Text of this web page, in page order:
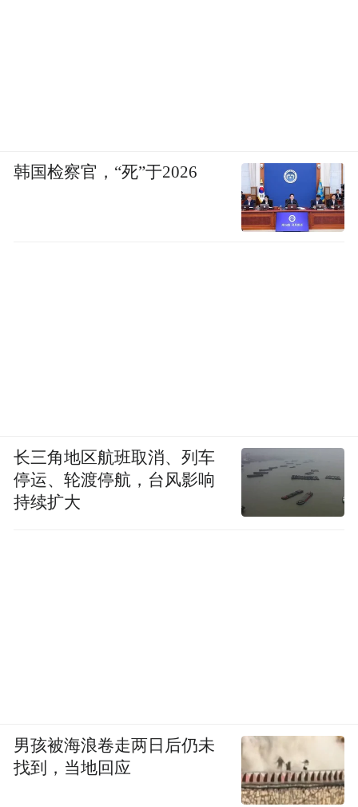
韩国检察官，“死”于2026
长三角地区航班取消、列车
停运、轮渡停航，台风影响
持续扩大
男孩被海浪卷走两日后仍未
找到，当地回应